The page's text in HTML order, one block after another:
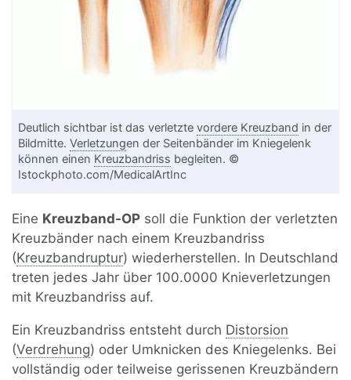
Deutlich sichtbar ist das verletztevordere Kreuzband in der
Bildmitte.Verletzungen der Seitenbänder im Kniegelenk
können einen Kreuzbandriss begleiten. ©
Istockphoto.com/MedicalArtInc
Eine Kreuzband-OP soll die Funktion der verletzten
Kreuzbänder nach einem Kreuzbandriss
(Kreuzbandruptur) wiederherstellen. In Deutschland
treten jedes Jahr über 100.0000 Knieverletzungen
mit Kreuzbandriss auf.
Ein Kreuzbandriss entsteht durch Distorsion
(Verdrehung) oder Umknicken des Kniegelenks. Bei
vollständig oder teilweise gerissenen Kreuzbändern